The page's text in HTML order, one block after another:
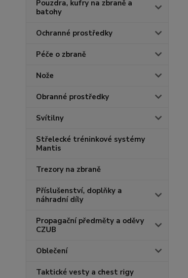
Pouzdra, kufry na zbraně a
batohy
Ochranné prostředky
Péče o zbraně
Nože
Obranné prostředky
Svítilny
Střelecké tréninkové systémy
Mantis
Trezory na zbraně
Příslušenství, doplňky a
náhradní díly
Propagační předměty a oděvy
CZUB
Oblečení
Taktické vesty a chest rigy